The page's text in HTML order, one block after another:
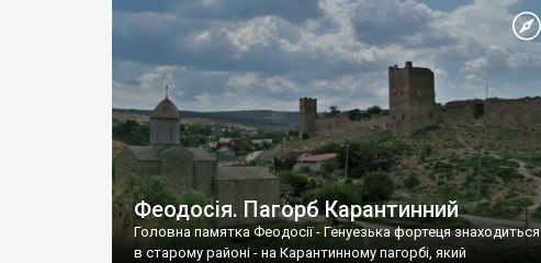
Феодосія. Пагорб Карантинний
Головна памятка Феодосії - Генуезька фортеця знаходиться
в старому районі - на Карантинному пагорбі, який